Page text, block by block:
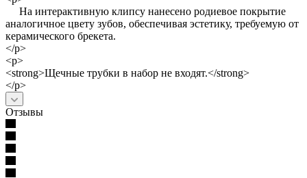
На интерактивную клипсу нанесено родиевое покрытие
аналогичное цвету зубов, обеспечивая эстетику, требуемую от
керамического брекета.
</p>
<p>
<strong>Щечные трубки в набор не входят.</strong>
</p>
Отзывы